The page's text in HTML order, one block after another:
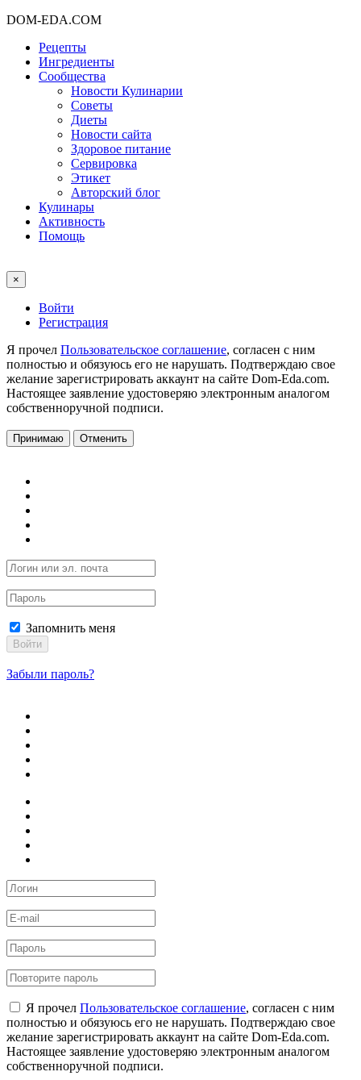
DOM-EDA.COM
Рецепты
Ингредиенты
Сообщества
Новости Кулинарии
Советы
Диеты
Новости сайта
Здоровое питание
Сервировка
Этикет
Авторский блог
Кулинары
Активность
Помощь
×
Войти
Регистрация
Я прочел Пользовательское соглашение, согласен с ним
полностью и обязуюсь его не нарушать. Подтверждаю свое
желание зарегистрировать аккаунт на сайте Dom-Eda.com.
Настоящее заявление удостоверяю электронным аналогом
собственноручной подписи.
Принимаю Отменить
Запомнить меня
Войти
Забыли пароль?
Я прочел Пользовательское соглашение, согласен с ним
полностью и обязуюсь его не нарушать. Подтверждаю свое
желание зарегистрировать аккаунт на сайте Dom-Eda.com.
Настоящее заявление удостоверяю электронным аналогом
собственноручной подписи.